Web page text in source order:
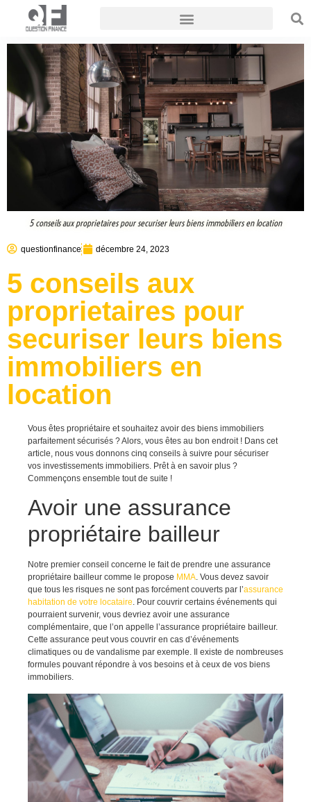
5 conseils aux proprietaires pour securiser leurs biens immobiliers en location
questionfinance décembre 24, 2023
5 conseils aux
proprietaires pour
securiser leurs biens
immobiliers en
location
Vous êtes propriétaire et souhaitez avoir des biens immobiliers
parfaitement sécurisés ? Alors, vous êtes au bon endroit ! Dans cet
article, nous vous donnons cinq conseils à suivre pour sécuriser
vos investissements immobiliers. Prêt à en savoir plus ?
Commençons ensemble tout de suite !
Avoir une assurance
propriétaire bailleur
Notre premier conseil concerne le fait de prendre une assurance
propriétaire bailleur comme le propose MMA. Vous devez savoir
que tous les risques ne sont pas forcément couverts par l’assurance
habitation de votre locataire. Pour couvrir certains événements qui
pourraient survenir, vous devriez avoir une assurance
complémentaire, que l’on appelle l’assurance propriétaire bailleur.
Cette assurance peut vous couvrir en cas d’événements
climatiques ou de vandalisme par exemple. Il existe de nombreuses
formules pouvant répondre à vos besoins et à ceux de vos biens
immobiliers.